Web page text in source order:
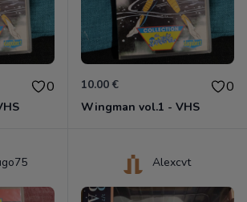
0 10.00 € 0
Wingman vol.1 - VHS
Alexcvt